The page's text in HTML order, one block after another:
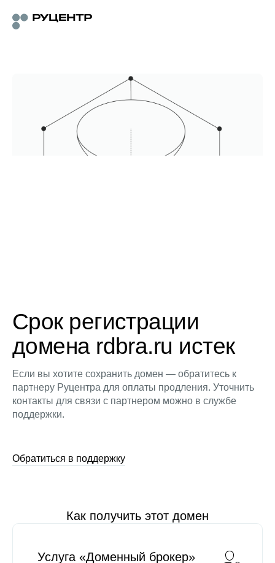
Срок регистрации
домена rdbra.ru истек
Если вы хотите сохранить домен — обратитесь к
партнеру Руцентра для оплаты продления. Уточнить
контакты для связи с партнером можно в службе
поддержки.
Обратиться в поддержку
Как получить этот домен
Услуга «Доменный брокер»